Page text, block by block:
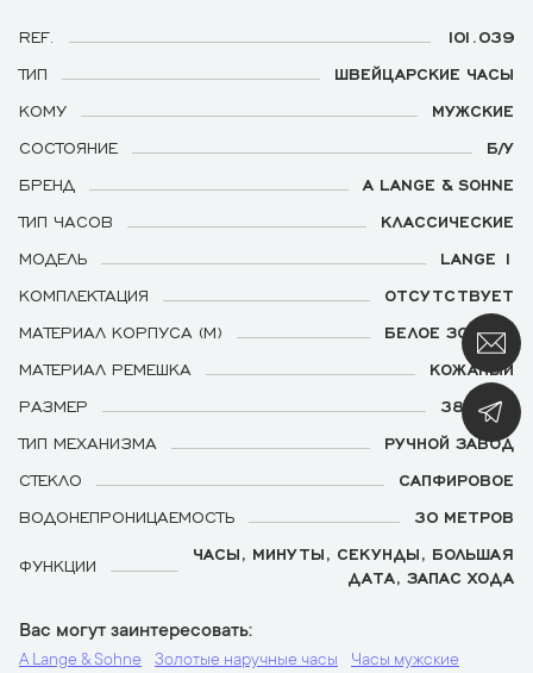
REF.
101.039
ТИП
ШВЕЙЦАРСКИЕ ЧАСЫ
КОМУ
МУЖСКИЕ
СОСТОЯНИЕ
Б/У
БРЕНД
A LANGE & SOHNE
ТИП ЧАСОВ
КЛАССИЧЕСКИЕ
МОДЕЛЬ
LANGE 1
КОМПЛЕКТАЦИЯ
ОТСУТСТВУЕТ
МАТЕРИАЛ КОРПУСА (М)
БЕЛОЕ ЗОЛОТО
МАТЕРИАЛ РЕМЕШКА
КОЖАНЫЙ
РАЗМЕР
38,5 ММ
ТИП МЕХАНИЗМА
РУЧНОЙ ЗАВОД
СТЕКЛО
САПФИРОВОЕ
ВОДОНЕПРОНИЦАЕМОСТЬ
30 МЕТРОВ
ФУНКЦИИ
ЧАСЫ, МИНУТЫ, СЕКУНДЫ, БОЛЬШАЯ
ДАТА, ЗАПАС ХОДА
Вас могут заинтересовать
A Lange & Sohne Золотые наручные часы
Часы мужские